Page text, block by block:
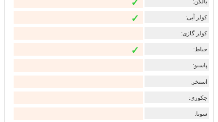
بالکن: ✓
کولر آبی: ✓
کولر گازی:
حیاط: ✓
پاسیو:
استخر:
جکوزی:
سونا: